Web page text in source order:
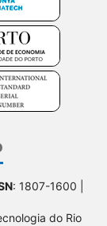
: 1807-1600 |
do Rio